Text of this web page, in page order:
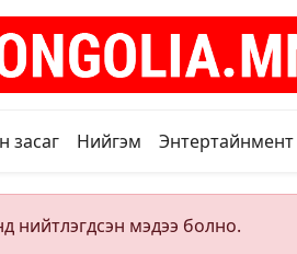
засаг Нийгэм Энтертайнмент
нийтлэгдсэн мэдээ болно.